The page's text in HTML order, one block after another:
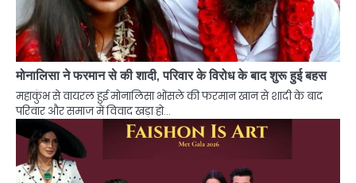
मोनालिसा ने फरमान से की शादी, परिवार के विरोध के बाद शुरू हुई बहस
महाकुंभ से वायरल हुई मोनालिसा भोंसले की फरमान खान से शादी के बाद
परिवार और समाज में विवाद खड़ा हो…